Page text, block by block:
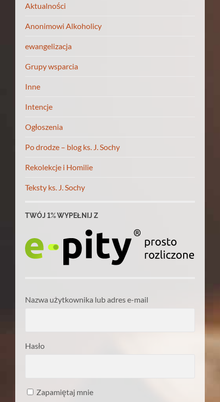
Aktualności
Anonimowi Alkoholicy
ewangelizacja
Grupy wsparcia
Inne
Intencje
Ogłoszenia
Po drodze – blog ks. J. Sochy
Rekolekcje i Homilie
Teksty ks. J. Sochy
TWÓJ 1% WYPEŁNIJ Z
Nazwa użytkownika lub adres e-mail
Hasło
Zapamiętaj mnie